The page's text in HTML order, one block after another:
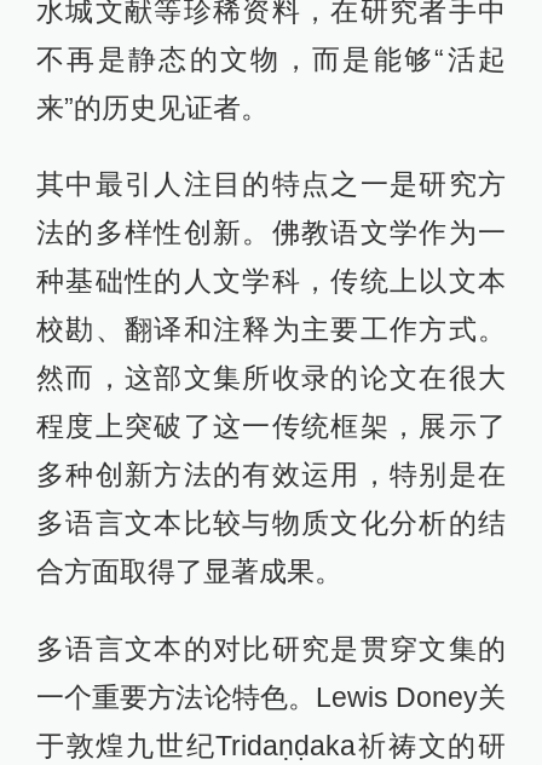
水城文献等珍稀资料，在研究者手中
不再是静态的文物，而是能够“活起
来”的历史见证者。
其中最引人注目的特点之一是研究方
法的多样性创新。佛教语文学作为一
种基础性的人文学科，传统上以文本
校勘、翻译和注释为主要工作方式。
然而，这部文集所收录的论文在很大
程度上突破了这一传统框架，展示了
多种创新方法的有效运用，特别是在
多语言文本比较与物质文化分析的结
合方面取得了显著成果。
多语言文本的对比研究是贯穿文集的
一个重要方法论特色。Lewis Doney关
于敦煌九世纪Tridaṇḍaka祈祷文的研